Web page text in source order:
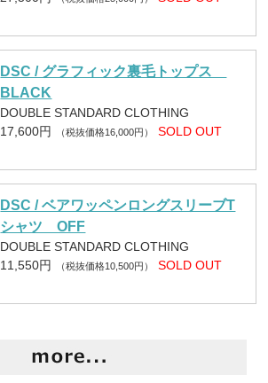
DSC / グラフィック裏毛トップス
BLACK
DOUBLE STANDARD CLOTHING
17,600円
（税抜価格16,000円） SOLD OUT
DSC / ベアワッペンロングスリーブT
シャツ OFF
DOUBLE STANDARD CLOTHING
11,550円
（税抜価格10,500円） SOLD OUT